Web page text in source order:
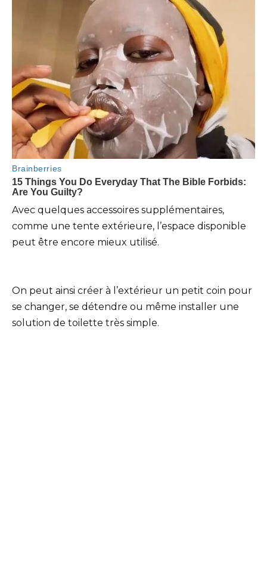
Avec quelques accessoires supplémentaires,
comme une tente extérieure, l’espace disponible
peut être encore mieux utilisé.
On peut ainsi créer à l’extérieur un petit coin pour
se changer, se détendre ou même installer une
solution de toilette très simple.